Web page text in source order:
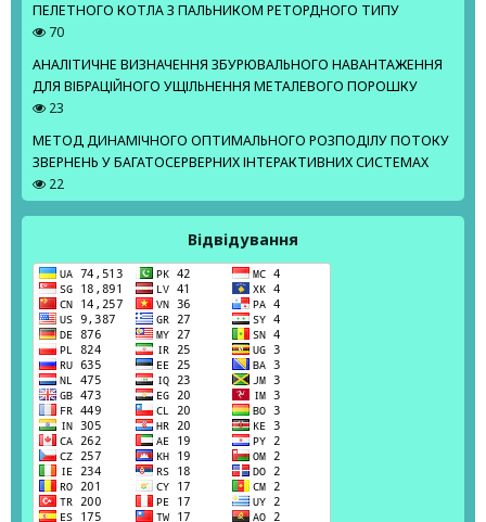
ПЕЛЕТНОГО КОТЛА З ПАЛЬНИКОМ РЕТОРДНОГО ТИПУ
70
АНАЛІТИЧНЕ ВИЗНАЧЕННЯ ЗБУРЮВАЛЬНОГО НАВАНТАЖЕННЯ
ДЛЯ ВІБРАЦІЙНОГО УЩІЛЬНЕННЯ МЕТАЛЕВОГО ПОРОШКУ
23
МЕТОД ДИНАМІЧНОГО ОПТИМАЛЬНОГО РОЗПОДІЛУ ПОТОКУ
ЗВЕРНЕНЬ У БАГАТОСЕРВЕРНИХ ІНТЕРАКТИВНИХ СИСТЕМАХ
22
Відвідування